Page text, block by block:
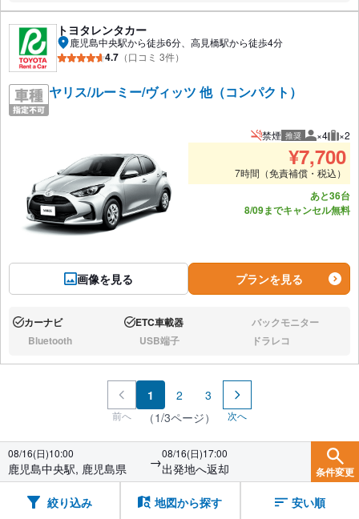
トヨタレンタカー
鹿児島中央駅から徒歩6分、高見橋駅から徒歩4分
4.7 （口コミ 3件）
ヤリス/ルーミー/ヴィッツ 他（コンパクト）
画像を見る
禁煙 推奨 推奨人数
×4 推
×2
¥7,700
7時間（免責補償・税込）
あと36台
8/09までキャンセル無料
プランを見る
あり:カーナビ あり:ETC車載器 なし:バックモニター
なし:Bluetooth なし:USB端子 なし:ドラレコ
前へ
1 2
3
（1/3ページ）
次へ
08/16(日)10:00
鹿児島中央駅, 鹿児島県 →08/16(日)17:00
出発地へ返却 条件変更
絞り込み 地図から探す 安い順